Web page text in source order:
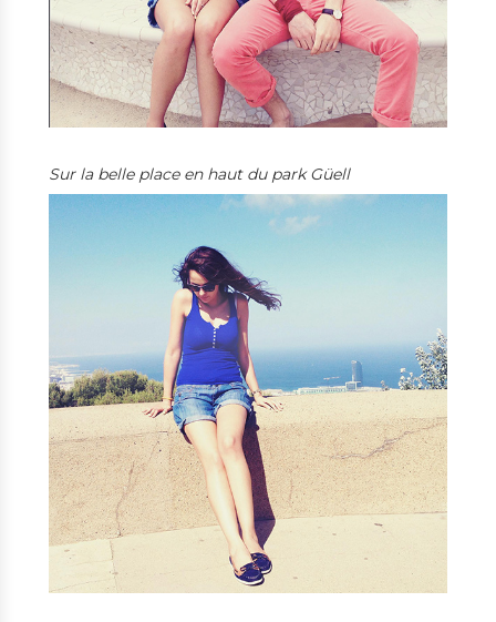
Sur la belle place en haut du park Güell